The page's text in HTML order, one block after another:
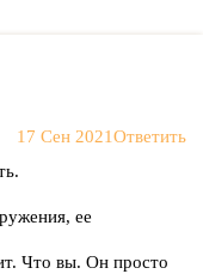
17 Сен 2021Ответить
ее
Что вы. Он просто